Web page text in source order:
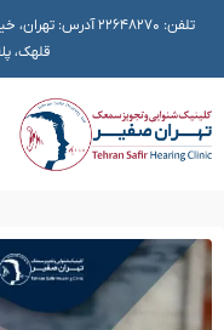
تلفن: 22648270آدرس: تهران،
قلهک، پلاک ۱۴۹۵، طبقه